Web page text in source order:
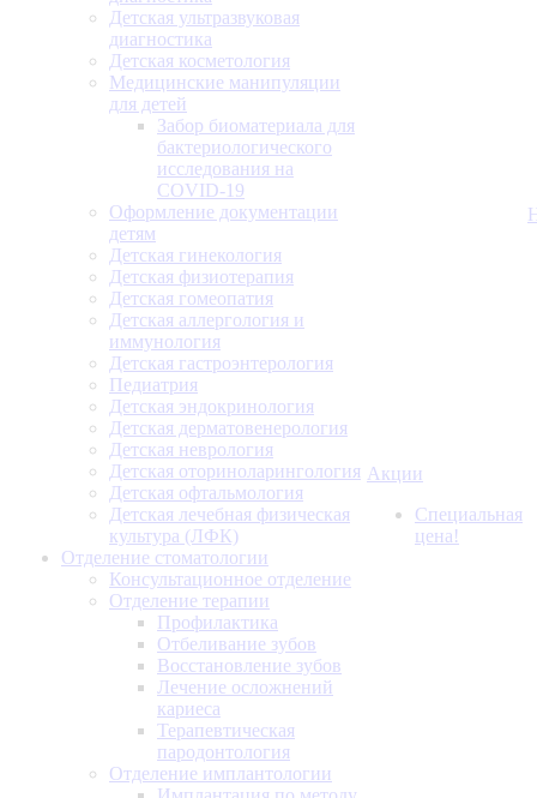
Детская ультразвуковая
диагностика
Детская косметология
Медицинские манипуляции
для детей
Забор биоматериала для
бактериологического
исследования на
COVID-19
Оформление документации
детям
Детская гинекология
Детская физиотерапия
Детская гомеопатия
Детская аллергология и
иммунология
Детская гастроэнтерология
Педиатрия
Детская эндокринология
Детская дерматовенерология
Детская неврология
Детская оториноларингология
Детская офтальмология
Детская лечебная физическая
культура (ЛФК)
Отделение стоматологии
Консультационное отделение
Отделение терапии
Профилактика
Отбеливание зубов
Восстановление зубов
Лечение осложнений
кариеса
Терапевтическая
пародонтология
Отделение имплантологии
Акции
Специальная
цена!